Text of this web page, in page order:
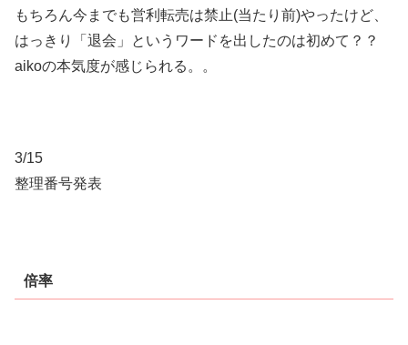
もちろん今までも営利転売は禁止(当たり前)やったけど、
はっきり「退会」というワードを出したのは初めて？？
aikoの本気度が感じられる。。
3/15
整理番号発表
倍率